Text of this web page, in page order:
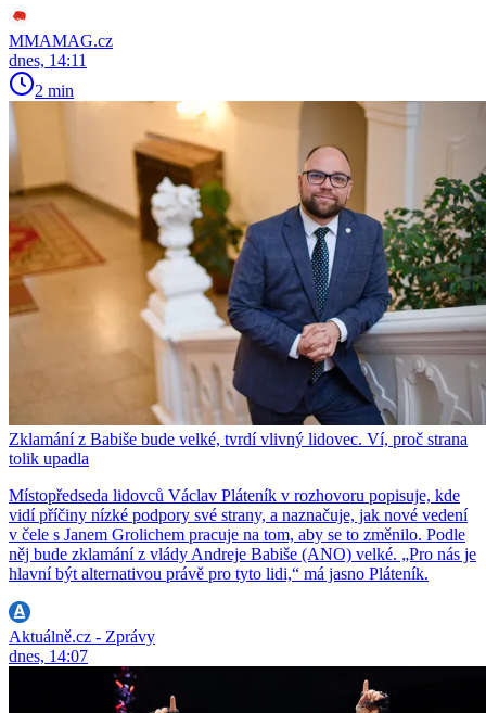
MMAMAG.cz
dnes, 14:11
2 min
Zklamání z Babiše bude velké, tvrdí vlivný lidovec. Ví, proč strana
tolik upadla
Místopředseda lidovců Václav Pláteník v rozhovoru popisuje, kde
vidí příčiny nízké podpory své strany, a naznačuje, jak nové vedení
v čele s Janem Grolichem pracuje na tom, aby se to změnilo. Podle
něj bude zklamání z vlády Andreje Babiše (ANO) velké. „Pro nás je
hlavní být alternativou právě pro tyto lidi,“ má jasno Pláteník.
Aktuálně.cz - Zprávy
dnes, 14:07